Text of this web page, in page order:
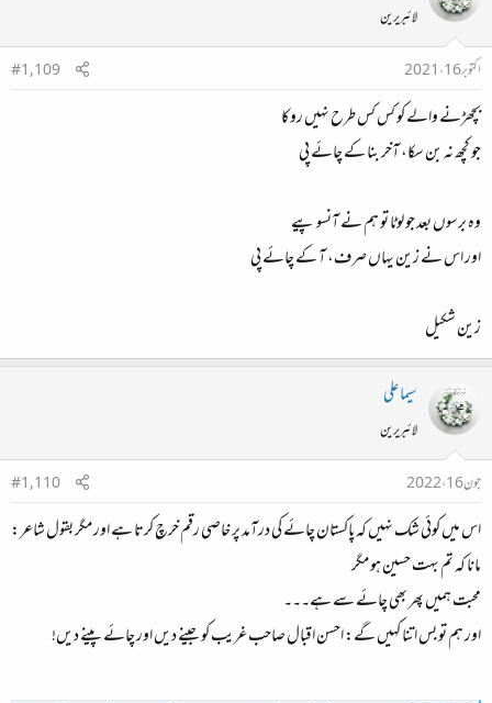
لائبریرین
اکتوبر 16، 2021
#1,109
بچھڑنے والے کو کس کس طرح نہیں روکا
جو کچھ نہ بن سکا، آخر بنا کے چائے پی
وہ برسوں بعد جو لوٹا تو ہم نے آنسو پیے
اور اس نے زین یہاں صرف، آ کے چائے پی
زین شکیل
سیما علی
لائبریرین
جون 16، 2022
#1,110
اس میں کوئی شک نہیں کہ پاکستان چائے کی درآمد پر خاصی رقم خرچ کرتا ہے اور مگر بقول شاعر:
مانا کہ تم بہت حسین ہو مگر
محبت ہمیں پھر بھی چائے سے ہے۔۔۔
اور ہم تو بس اتنا کہیں گے: احسن اقبال صاحب غریب کو جینے دیں اور چائے پینے دیں!